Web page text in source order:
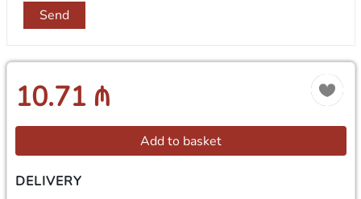
Send
10.71 ₼
Add to basket
DELIVERY